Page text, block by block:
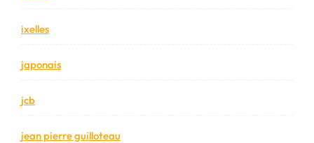
ixelles
japonais
jcb
jean pierre guilloteau